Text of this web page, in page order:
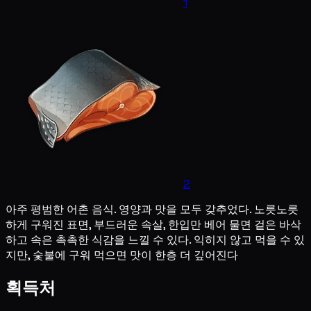
2
아주 평범한 어촌 음식. 영양과 맛을 모두 갖추었다. 노릇노릇
하게 구워진 표면, 부드러운 속살, 한입만 베어 물면 겉은 바삭
하고 속은 촉촉한 식감을 느낄 수 있다. 익히지 않고 먹을 수 있
지만, 숯불에 구워 먹으면 맛이 한층 더 깊어진다
획득처